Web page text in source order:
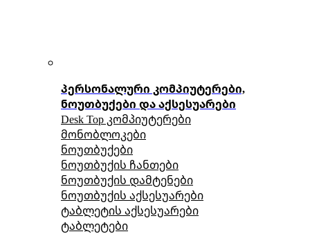
პერსონალური კომპიუტერები,
ნოუთბუქები და აქსესუარები
Desk Top კომპიუტერები
მონობლოკები
ნოუთბუქები
ნოუთბუქის ჩანთები
ნოუთბუქის დამტენები
ნოუთბუქის აქსესუარები
ტაბლეტის აქსესუარები
ტაბლეტები